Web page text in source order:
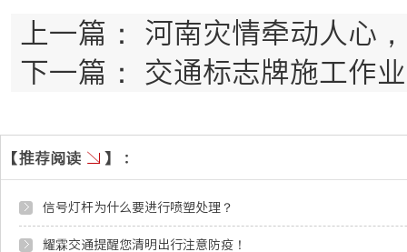
上一篇： 河南灾情牵动人心
下一篇： 交通标志牌施工作
信号灯杆为什么要进行喷塑处理？
耀霖交通提醒您清明出行注意防疫！